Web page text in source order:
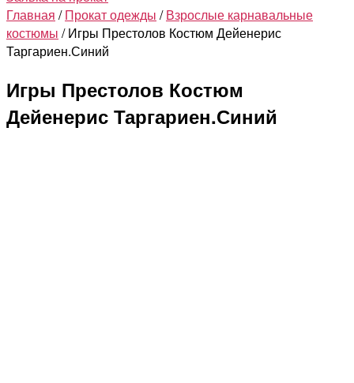
Престолов
Костюм
Дейенерис
Главная /Прокат одежды /Взрослые карнавальные
костюмы / Игры Престолов Костюм Дейенерис
Таргариен.Синий
Игры Престолов Костюм
Дейенерис Таргариен.Синий